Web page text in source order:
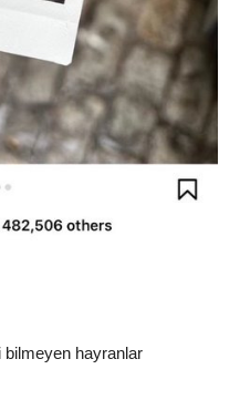
bilmeyen hayranlar